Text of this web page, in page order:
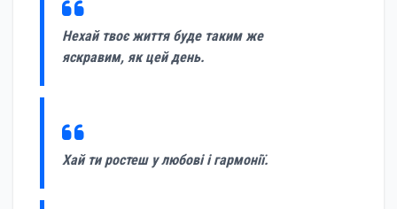
Нехай твоє життя буде таким же
яскравим, як цей день.
Хай ти ростеш у любові і гармонії.